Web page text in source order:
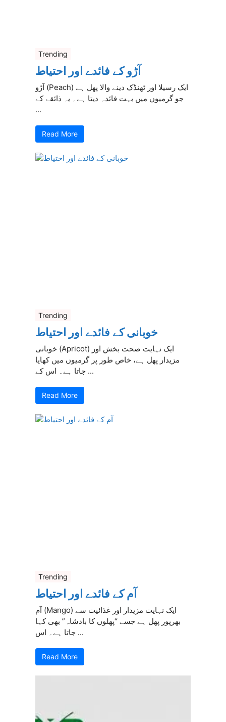
Trending
آڑو کے فائدے اور احتیاط
آڑو (Peach) ایک رسیلا اور ٹھنڈک دینے والا پھل ہے
جو گرمیوں میں بہت فائدہ دیتا ہے۔ یہ ذائقے کے
...
Read More
Trending
خوبانی کے فائدے اور احتیاط
خوبانی (Apricot) ایک نہایت صحت بخش اور
مزیدار پھل ہے، خاص طور پر گرمیوں میں کھایا
جاتا ہے۔ اس کے ...
Read More
Trending
آم کے فائدے اور احتیاط
آم (Mango) ایک نہایت مزیدار اور غذائیت سے
بھرپور پھل ہے جسے “پھلوں کا بادشاہ” بھی کہا
جاتا ہے۔ اس ...
Read More